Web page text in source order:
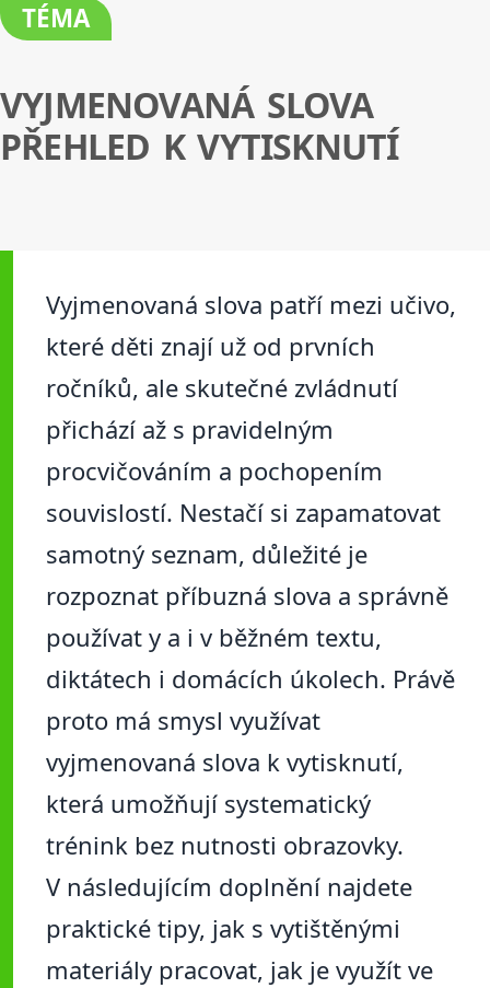
TÉMA
VYJMENOVANÁ SLOVA
PŘEHLED K VYTISKNUTÍ
Vyjmenovaná slova patří mezi učivo,
které děti znají už od prvních
ročníků, ale skutečné zvládnutí
přichází až s pravidelným
procvičováním a pochopením
souvislostí. Nestačí si zapamatovat
samotný seznam, důležité je
rozpoznat příbuzná slova a správně
používat y a i v běžném textu,
diktátech i domácích úkolech. Právě
proto má smysl využívat
vyjmenovaná slova k vytisknutí,
která umožňují systematický
trénink bez nutnosti obrazovky.
V následujícím doplnění najdete
praktické tipy, jak s vytištěnými
materiály pracovat, jak je využít ve